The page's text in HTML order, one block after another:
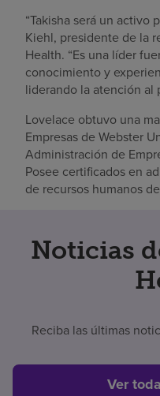
“Takisha será un activo
Kiehl, presidente de la
Health. “Es una líder
conocimiento y
liderando la atención al
Lovelace obtuvo una
Empresas de Webster
Administración de
Posee certificados en
de recursos humanos
Noticias
Reciba las últimas
Ver